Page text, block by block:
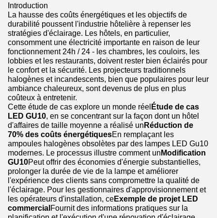
Introduction
La hausse des coûts énergétiques et les objectifs de
durabilité poussent l'industrie hôtelière à repenser les
stratégies d'éclairage. Les hôtels, en particulier,
consomment une électricité importante en raison de leur
fonctionnement 24h / 24 - les chambres, les couloirs, les
lobbies et les restaurants, doivent rester bien éclairés pour
le confort et la sécurité. Les projecteurs traditionnels
halogènes et incandescents, bien que populaires pour leur
ambiance chaleureux, sont devenus de plus en plus
coûteux à entretenir.
Cette étude de cas explore un monde réelÉtude de cas
LED GU10, en se concentrant sur la façon dont un hôtel
d'affaires de taille moyenne a réalisé unRéduction de
70% des coûts énergétiquesEn remplaçant les
ampoules halogènes obsolètes par des lampes LED Gu10
modernes. Le processus illustre comment unModification
GU10Peut offrir des économies d'énergie substantielles,
prolonger la durée de vie de la lampe et améliorer
l'expérience des clients sans compromettre la qualité de
l'éclairage. Pour les gestionnaires d'approvisionnement et
les opérateurs d'installation, ceExemple de projet LED
commercialFournit des informations pratiques sur la